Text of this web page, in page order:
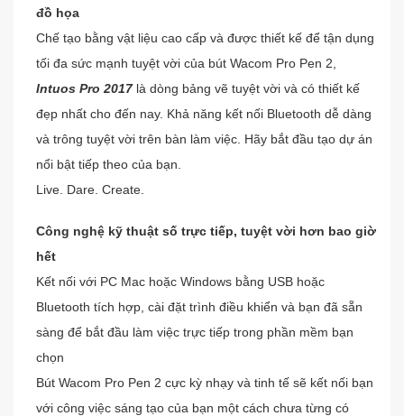
đồ họa
Chế tạo bằng vật liệu cao cấp và được thiết kế để tận dụng
Intuos Pro 2017 là dòng bảng vẽ tuyệt vời và có thiết kế
đẹp nhất cho đến nay. Khả năng kết nối Bluetooth dễ dàng
và trông tuyệt vời trên bàn làm việc. Hãy bắt đầu tạo dự án
nổi bật tiếp theo của bạn.
Live. Dare. Create.
Công nghệ kỹ thuật số trực tiếp, tuyệt vời hơn bao giờ
hết
Kết nối với PC Mac hoặc Windows bằng USB hoặc
Bluetooth tích hợp, cài đặt trình điều khiển và bạn đã sẵn
sàng để bắt đầu làm việc trực tiếp trong phần mềm bạn
chọn
Bút Wacom Pro Pen 2 cực kỳ nhạy và tinh tế sẽ kết nối bạn
với công việc sáng tạo của bạn một cách chưa từng có